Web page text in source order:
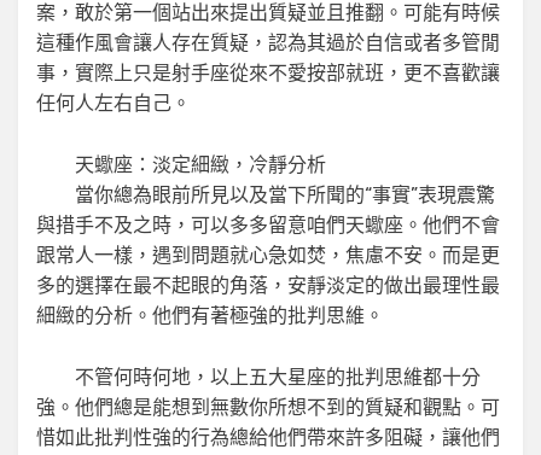
案，敢於第一個站出來提出質疑並且推翻。可能有時候
這種作風會讓人存在質疑，認為其過於自信或者多管閒
事，實際上只是射手座從來不愛按部就班，更不喜歡讓
任何人左右自己。
天蠍座：淡定細緻，冷靜分析
當你總為眼前所見以及當下所聞的“事實”表現震驚
與措手不及之時，可以多多留意咱們天蠍座。他們不會
跟常人一樣，遇到問題就心急如焚，焦慮不安。而是更
多的選擇在最不起眼的角落，安靜淡定的做出最理性最
細緻的分析。他們有著極強的批判思維。
不管何時何地，以上五大星座的批判思維都十分
強。他們總是能想到無數你所想不到的質疑和觀點。可
惜如此批判性強的行為總給他們帶來許多阻礙，讓他們